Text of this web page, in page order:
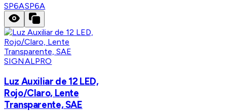
SP6ASP6A
SIGNALPRO
Luz Auxiliar de 12 LED,
Rojo/Claro, Lente
Transparente, SAE